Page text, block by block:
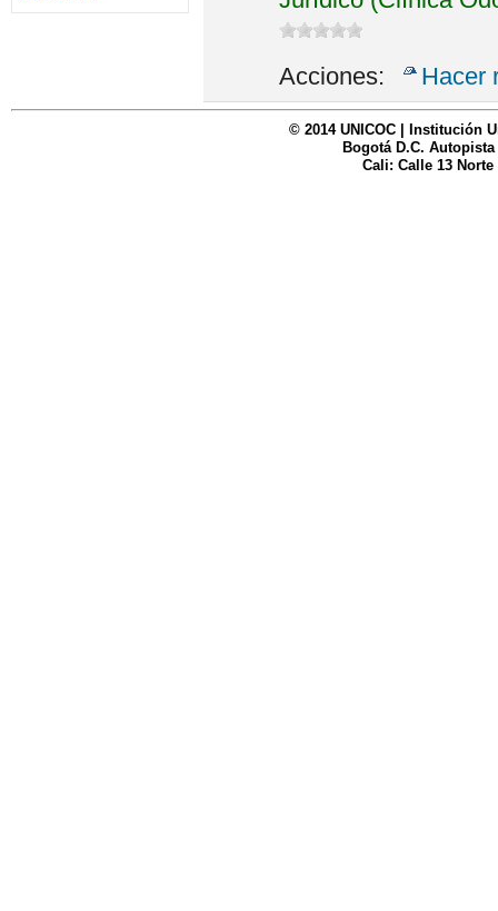
Acciones: Hacer
© 2014 UNICOC | Institución
Bogotá D.C. Autopista
Cali: Calle 13 Norte